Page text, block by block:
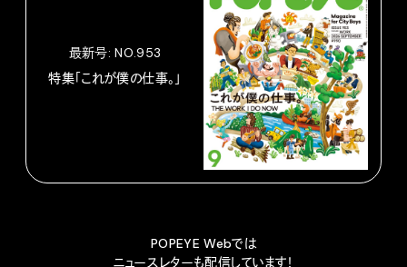
最新号: NO.953
特集「これが僕の仕事。」
POPEYE Webでは
ニュースレターも配信しています！